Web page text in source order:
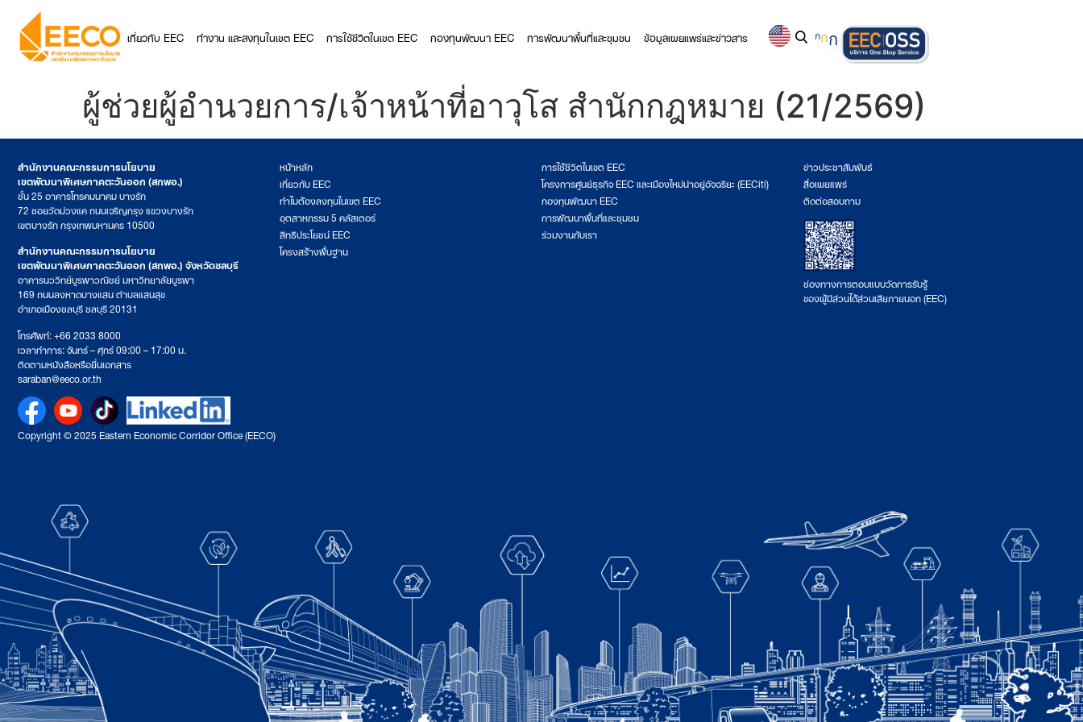
เกี่ยวกับ EEC ทำงาน และลงทุนในเขต EEC การใช้ชีวิตในเขต EEC กองทุนพัฒนา EEC การพัฒนาพื้นที่และชุมชน ข้อมูลเผยแพร่และข่าวสาร กกก
ผู้ช่วยผู้อำนวยการ/เจ้าหน้าที่อาวุโส สำนักกฎหมาย (21/2569)
สำนักงานคณะกรรมการนโยบาย
เขตพัฒนาพิเศษภาคตะวันออก (สกพอ.)
ชั้น 25 อาคารโทรคมนาคม บางรัก
72 ซอยวัดม่วงแค ถนนเจริญกรุง แขวงบางรัก
เขตบางรัก กรุงเทพมหานคร 10500
สำนักงานคณะกรรมการนโยบาย
เขตพัฒนาพิเศษภาคตะวันออก (สกพอ.) จังหวัดชลบุรี
อาคารนววิทย์บูรพาวณิชย์ มหาวิทยาลัยบูรพา
169 ถนนลงหาดบางแสน ตำบลแสนสุข
อำเภอเมืองชลบุรี ชลบุรี 20131
โทรศัพท์: +66 2033 8000
เวลาทำการ: จันทร์ – ศุกร์ 09:00 – 17:00 น.
ติดตามหนังสือหรือยื่นเอกสาร
saraban@eeco.or.th
หน้าหลัก
เกี่ยวกับ EEC
ทำไมต้องลงทุนในเขต EEC
อุตสาหกรรม 5 คลัสเตอร์
สิทธิประโยชน์ EEC
โครงสร้างพื้นฐาน
การใช้ชีวิตในเขต EEC
โครงการศูนย์ธุรกิจ EEC และเมืองใหม่น่าอยู่อัจฉริยะ (EECiti)
กองทุนพัฒนา EEC
การพัฒนาพื้นที่และชุมชน
ร่วมงานกับเรา
ข่าวประชาสัมพันธ์
สื่อเผยแพร่
ติดต่อสอบถาม
ช่องทางการตอบแบบวัดการรับรู้
ของผู้มีส่วนได้ส่วนเสียภายนอก (EEC)
Copyright © 2025 Eastern Economic Corridor Office (EECO)